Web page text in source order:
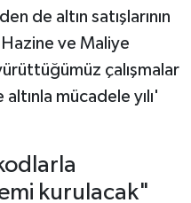
de altın satışlarının
Hazine ve Maliye
çalışmalar
mücadele yılı'
kurulacak"